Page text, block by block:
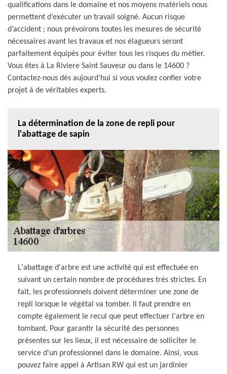
qualifications dans le domaine et nos moyens matériels nous
permettent d’exécuter un travail soigné. Aucun risque
d’accident ; nous prévoirons toutes les mesures de sécurité
nécessaires avant les travaux et nos élagueurs seront
parfaitement équipés pour éviter tous les risques du métier.
Vous êtes à La Riviere Saint Sauveur ou dans le 14600 ?
Contactez-nous dès aujourd’hui si vous voulez confier votre
projet à de véritables experts.
La détermination de la zone de repli pour
l'abattage de sapin
L'abattage d'arbre est une activité qui est effectuée en
suivant un certain nombre de procédures très strictes. En
fait, les professionnels doivent déterminer une zone de
repli lorsque le végétal va tomber. Il faut prendre en
compte également le recul que peut effectuer l'arbre en
tombant. Pour garantir la sécurité des personnes
présentes sur les lieux, il est nécessaire de solliciter le
service d'un professionnel dans le domaine. Ainsi, vous
pouvez faire appel à Artisan RW qui est un jardinier